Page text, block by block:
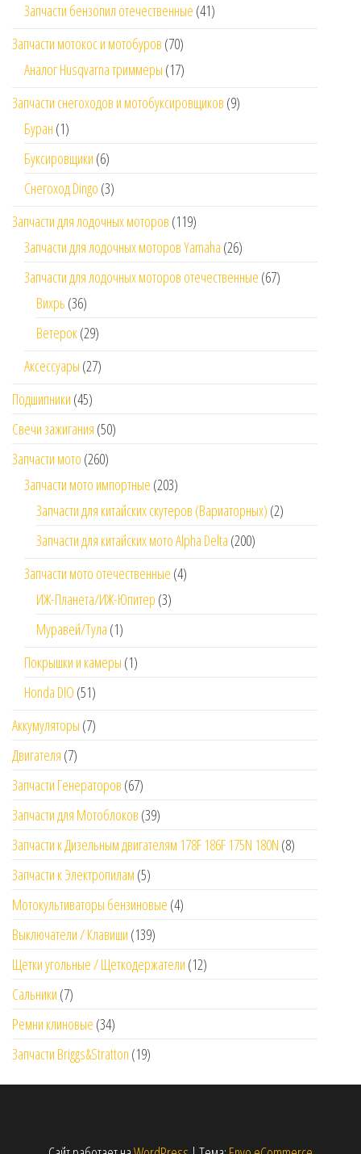
Запчасти бензопил отечественные (41)
Запчасти мотокос и мотобуров (70)
Аналог Husqvarna триммеры (17)
Запчасти снегоходов и мотобуксировщиков (9)
Буран (1)
Буксировщики (6)
Снегоход Dingo (3)
Запчасти для лодочных моторов (119)
Запчасти для лодочных моторов Yamaha (26)
Запчасти для лодочных моторов отечественные (67)
Вихрь (36)
Ветерок(29)
Аксессуары (27)
Подшипники (45)
Свечи зажигания (50)
Запчасти мото (260)
Запчасти мото импортные (203)
Запчасти для китайских скутеров (Вариаторных) (2)
Запчасти для китайских мото Alpha Delta (200)
Запчасти мото отечественные (4)
ИЖ-Планета/ИЖ-Юпитер (3)
Муравей/Тула (1)
Покрышки и камеры (1)
Honda DIO (51)
Аккумуляторы (7)
Двигателя (7)
Запчасти Генераторов (67)
Запчасти для Мотоблоков (39)
Запчасти к Дизельным двигателям 178F 186F 175N 180N (8)
Запчасти к Электропилам (5)
Мотокультиваторы бензиновые (4)
Выключатели / Клавиши (139)
Щетки угольные / Щеткодержатели (12)
Сальники (7)
Ремни клиновые (34)
Запчасти Briggs&Stratton (19)